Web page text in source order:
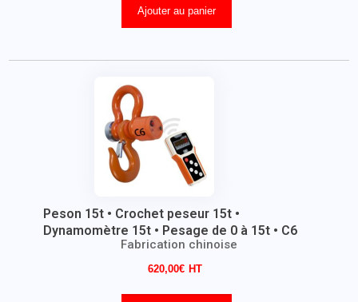
Ajouter au panier
Peson 15t • Crochet peseur 15t •
Dynamomètre 15t • Pesage de 0 à 15t • C6
Fabrication chinoise
620,00€